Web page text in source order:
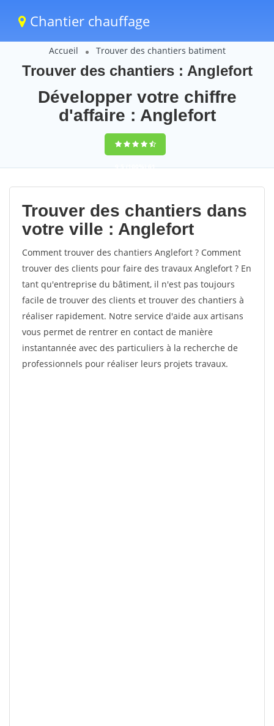
Chantier chauffage
Accueil Trouver des chantiers batiment
Trouver des chantiers : Anglefort
Développer votre chiffre
d'affaire : Anglefort
9,5(100%)61
votes
Trouver des chantiers dans
votre ville : Anglefort
Comment trouver des chantiers Anglefort ? Comment
trouver des clients pour faire des travaux Anglefort ? En
tant qu'entreprise du bâtiment, il n'est pas toujours
facile de trouver des clients et trouver des chantiers à
réaliser rapidement. Notre service d'aide aux artisans
vous permet de rentrer en contact de manière
instantannée avec des particuliers à la recherche de
professionnels pour réaliser leurs projets travaux.